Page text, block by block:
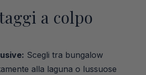
a colpo
Scegli tra bungalow
alla laguna o lussuose